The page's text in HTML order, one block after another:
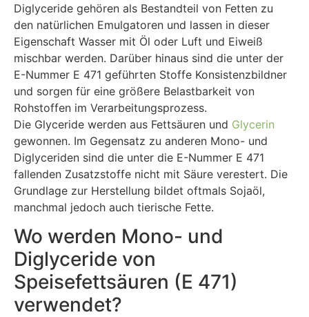
Diglyceride gehören als Bestandteil von Fetten zu
den natürlichen Emulgatoren und lassen in dieser
Eigenschaft Wasser mit Öl oder Luft und Eiweiß
mischbar werden. Darüber hinaus sind die unter der
E-Nummer E 471 geführten Stoffe Konsistenzbildner
und sorgen für eine größere Belastbarkeit von
Rohstoffen im Verarbeitungsprozess.
Die Glyceride werden aus Fettsäuren und Glycerin
gewonnen. Im Gegensatz zu anderen Mono- und
Diglyceriden sind die unter die E-Nummer E 471
fallenden Zusatzstoffe nicht mit Säure verestert. Die
Grundlage zur Herstellung bildet oftmals Sojaöl,
manchmal jedoch auch tierische Fette.
Wo werden Mono- und
Diglyceride von
Speisefettsäuren (E 471)
verwendet?